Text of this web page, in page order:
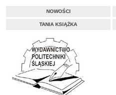
NOWOŚCI
TANIA KSIĄŻKA